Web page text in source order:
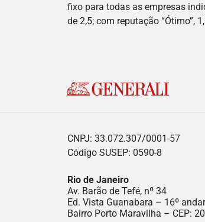
fixo para todas as empresas
de 2,5; com reputação “Ótimo”,
CNPJ: 33.072.307/0001-57
Código SUSEP: 0590-8
Rio de Janeiro
Av. Barão de Tefé, nº 34
Ed. Vista Guanabara – 16º andar
Bairro Porto Maravilha – CEP: